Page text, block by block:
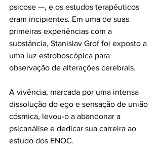
psicose —, e os estudos terapêuticos
eram incipientes. Em uma de suas
primeiras experiências com a
substância, Stanislav Grof foi exposto a
uma luz estroboscópica para
observação de alterações cerebrais.
A vivência, marcada por uma intensa
dissolução do ego e sensação de união
cósmica, levou-o a abandonar a
psicanálise e dedicar sua carreira ao
estudo dos ENOC.